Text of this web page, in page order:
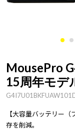
MousePro
15周年モデ
【大容量バッテリー
存を削減。